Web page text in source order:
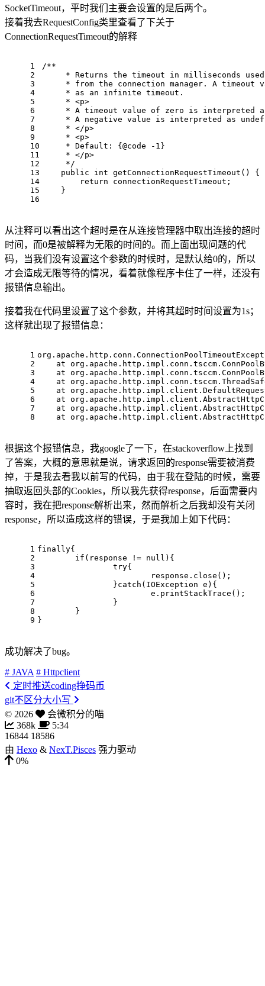
SocketTimeout，平时我们主要会设置的是后两个。
接着我去RequestConfig类里查看了下关于
ConnectionRequestTimeout的解释
1
2
3
4
5
6
7
8
9
10
11
12
13
14
15
16
/**
* Returns the timeout in milliseconds
* from the connection manager. A timeout
     * as an infinite timeout.
     * <p>
* A timeout value of zero is interpreted
* A negative value is interpreted as
     * </p>
     * <p>
     * Default: {
@code -1}
     * </p>
     */
public
int getConnectionRequestTimeout ()
{
return connectionRequestTimeout;
    }
从注释可以看出这个超时是在从连接管理器中取出连接的超时
时间，而0是被解释为无限的时间的。而上面出现问题的代
码，当我们没有设置这个参数的时候时，是默认给0的，所以
才会造成无限等待的情况，看着就像程序卡住了一样，还没有
报错信息输出。
接着我在代码里设置了这个参数，并将其超时时间设置为1s；
这样就出现了报错信息：
1
2
3
4
5
6
7
8
at
at
at
at
at
at
at
根据这个报错信息，我google了一下，在stackoverflow上找到
了答案，大概的意思就是说，请求返回的response需要被消费
掉，于是我去看我以前写的代码，由于我在登陆的时候，需要
抽取返回头部的Cookies，所以我先获得response，后面需要内
容时，我在把response解析出来，然而解析之后我却没有关闭
response，所以造成这样的错误，于是我加上如下代码：
1
2
3
4
5
6
7
8
9
finally{
if (response != null ){
try{
			response.close();
		}
catch (IOException e){
			e.printStackTrace();
		}
	}
}
成功解决了bug。
# JAVA # Httpclient
定时推送coding挣码币
git不区分大小写
© 2026
会微积分的喵
368k
5:34
16844 18586
由 Hexo & NexT.Pisces 强力驱动
0%